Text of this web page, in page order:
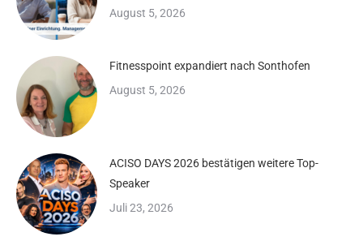
August 5, 2026
Fitnesspoint expandiert nach Sonthofen
August 5, 2026
ACISO DAYS 2026 bestätigen weitere Top-
Speaker
Juli 23, 2026